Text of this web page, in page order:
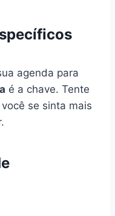
agenda para
é a chave. Tente
se sinta mais